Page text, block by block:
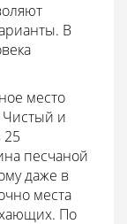
В
место
Чистый и
25
песчаной
даже в
места
По